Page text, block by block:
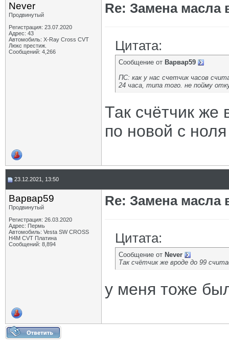
Never
Продвинутый
Регистрация: 23.07.2020
Адрес: 43
Автомобиль: X-Ray Cross CVT
Люкс престиж.
Сообщений: 4,266
Re: Замена масла
Цитата:
Сообщение от Варвар59
ПС: как у нас счетчик часов
24 часа, типа того. не пойму
Так счётчик же
по новой с
23.12.2021, 13:50
Варвар59
Продвинутый
Регистрация: 26.03.2020
Адрес: Пермь
Автомобиль: Vesta SW CROSS
H4M CVT Платина
Сообщений: 8,894
Re: Замена масла
Цитата:
Сообщение от Never
Так счётчик же вроде до 99
у меня тоже